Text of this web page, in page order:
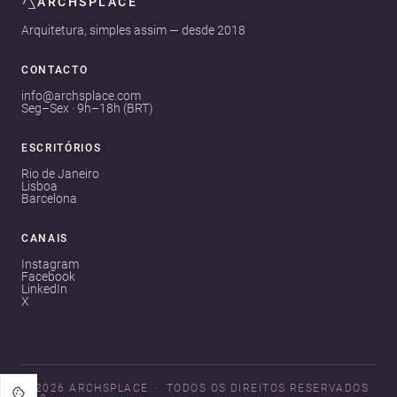
Arquitetura, simples assim — desde 2018
CONTACTO
info@archsplace.com
Seg–Sex · 9h–18h (BRT)
ESCRITÓRIOS
Rio de Janeiro
Lisboa
Barcelona
CANAIS
Instagram
Facebook
LinkedIn
X
© 2026 ARCHSPLACE
TODOS OS DIREITOS RESERVADOS